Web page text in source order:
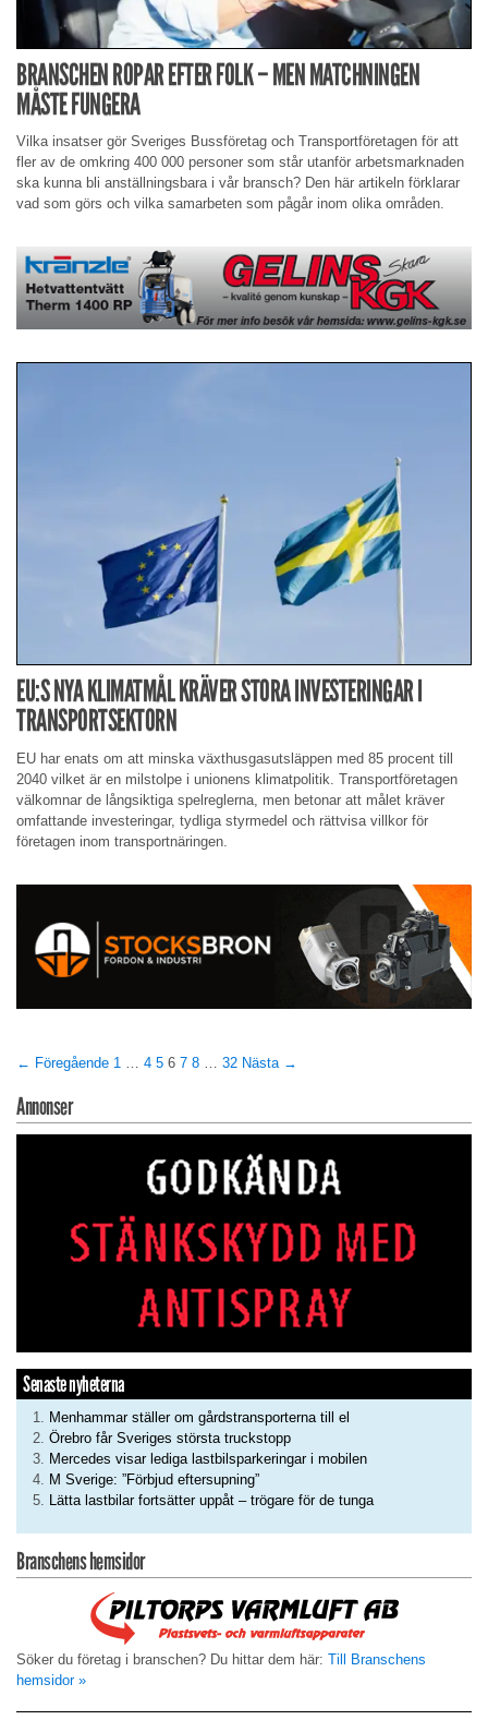
BRANSCHEN ROPAR EFTER FOLK – MEN MATCHNINGEN
MÅSTE FUNGERA
Vilka insatser gör Sveriges Bussföretag och Transportföretagen för att
fler av de omkring 400 000 personer som står utanför arbetsmarknaden
ska kunna bli anställningsbara i vår bransch? Den här artikeln förklarar
vad som görs och vilka samarbeten som pågår inom olika områden.
EU:S NYA KLIMATMÅL KRÄVER STORA INVESTERINGAR I
TRANSPORTSEKTORN
EU har enats om att minska växthusgasutsläppen med 85 procent till
2040 vilket är en milstolpe i unionens klimatpolitik. Transportföretagen
välkomnar de långsiktiga spelreglerna, men betonar att målet kräver
omfattande investeringar, tydliga styrmedel och rättvisa villkor för
företagen inom transportnäringen.
← Föregående 1 4 5 6 7 8 32 Nästa →
Annonser
Senaste nyheterna
Menhammar ställer om gårdstransporterna till el
Örebro får Sveriges största truckstopp
Mercedes visar lediga lastbilsparkeringar i mobilen
M Sverige: ”Förbjud eftersupning”
Lätta lastbilar fortsätter uppåt – trögare för de tunga
Branschens hemsidor
Söker du företag i branschen? Du hittar dem här: Till Branschens
hemsidor »